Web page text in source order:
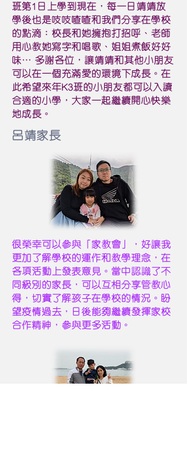
班第1日上學到現在，每一日靖靖放
學後也是吱吱喳喳和我們分享在學校
的點滴：校長和她擁抱打招呼、老師
用心教她寫字和唱歌、姐姐煮飯好好
味… 多謝各位，讓靖靖和其他小朋友
可以在一個充滿愛的環境下成長。在
此希望來年K3班的小朋友都可以入讀
合適的小學，大家一起繼續開心快樂
地成長。
呂靖家長
很榮幸可以參與「家教會」，好讓我
更加了解學校的運作和教學理念，在
各項活動上發表意見。當中認識了不
同級別的家長，可以互相分享管教心
得，切實了解孩子在學校的情況。盼
望疫情過去，日後能夠繼續發揮家校
合作精神，參與更多活動。